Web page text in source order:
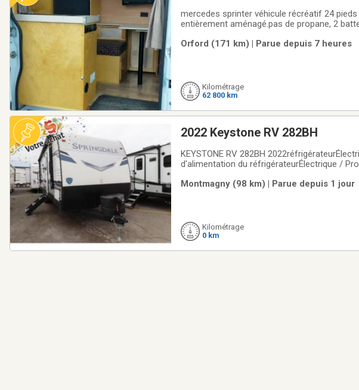
mercedes sprinter véhicule récréatif 24
entièrement aménagé.pas de propane, 2
Orford (171 km) | Parue depuis 7 heures
Kilométrage
62 800 km
2022 Keystone RV 282BH
KEYSTONE RV 282BH
d'alimentation du réfrigérateurÉlectrique / Propane . Peux
Montmagny (98 km) | Parue depuis 1 jour
Kilométrage
0 km